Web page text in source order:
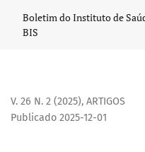
Desafios e articulações
Boletim do Instituto de
BIS
V. 26 N. 2 (2025), ARTIGOS
Publicado 2025-12-01